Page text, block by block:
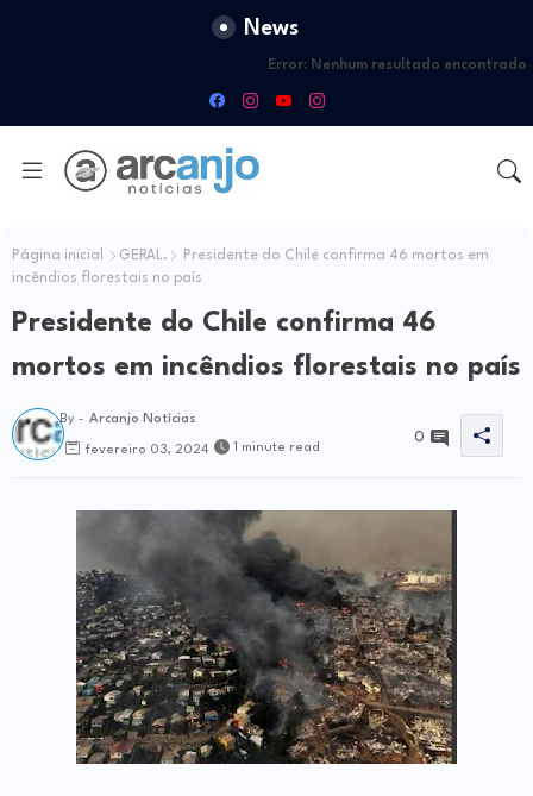
News
Error: Nenhum resultado encontrado
Página inicial GERAL.
Presidente do Chile confirma 46 mortos em
incêndios florestais no país
Presidente do Chile confirma 46
mortos em incêndios florestais no país
By - Arcanjo Notícias
fevereiro 03, 2024 1 minute read
0